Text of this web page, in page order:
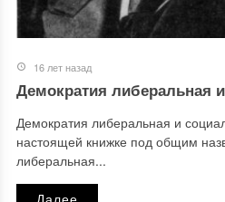
16 лет назад
Демократия либеральная
Демократия либеральная и
настоящей книжке под общим
либеральная...